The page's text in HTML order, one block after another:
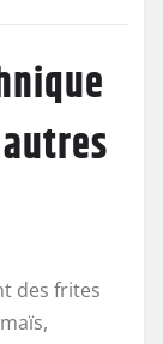
des frites